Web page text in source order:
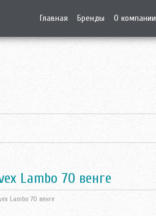
Главная Бренды О компании
Lambo 70 венге
Lambo 70 венге